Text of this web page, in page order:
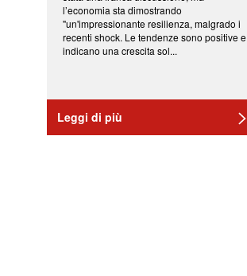
l’economia sta dimostrando
"un'impressionante resilienza, malgrado i
recenti shock. Le tendenze sono positive e
indicano una crescita sol...
Leggi di più